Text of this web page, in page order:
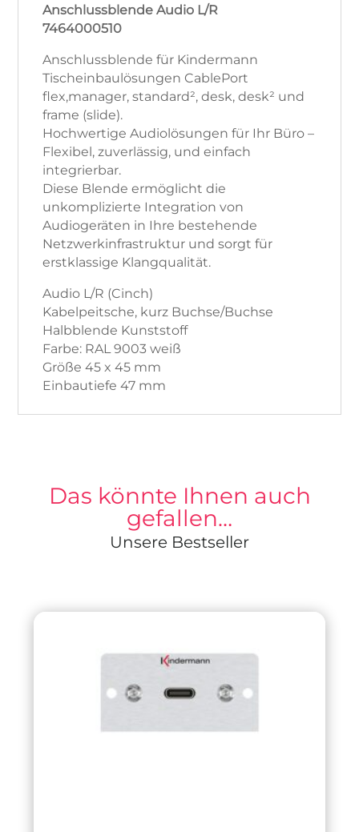
Anschlussblende Audio L/R
7464000510
Anschlussblende für Kindermann
Tischeinbaulösungen CablePort
flex,manager, standard², desk, desk² und
frame (slide).
Hochwertige Audiolösungen für Ihr Büro –
Flexibel, zuverlässig, und einfach
integrierbar.
Diese Blende ermöglicht die
unkomplizierte Integration von
Audiogeräten in Ihre bestehende
Netzwerkinfrastruktur und sorgt für
erstklassige Klangqualität.
Audio L/R (Cinch)
Kabelpeitsche, kurz Buchse/Buchse
Halbblende Kunststoff
Farbe: RAL 9003 weiß
Größe 45 x 45 mm
Einbautiefe 47 mm
Das könnte Ihnen auch
gefallen…
Unsere Bestseller